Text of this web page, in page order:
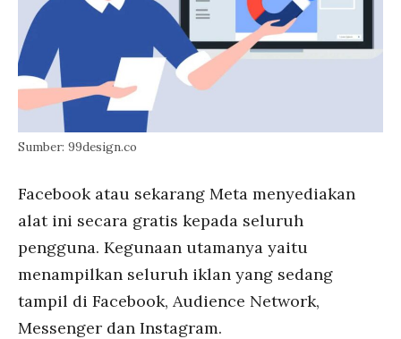
Sumber: 99design.co
Facebook atau sekarang Meta menyediakan
alat ini secara gratis kepada seluruh
pengguna. Kegunaan utamanya yaitu
menampilkan seluruh iklan yang sedang
tampil di Facebook, Audience Network,
Messenger dan Instagram.